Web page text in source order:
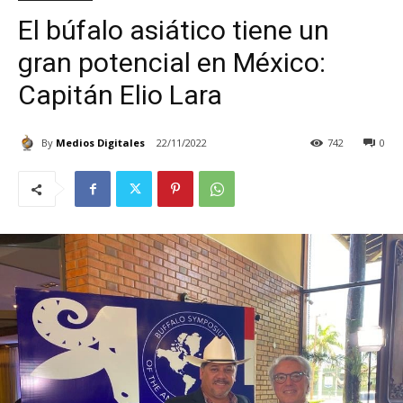
El búfalo asiático tiene un
gran potencial en México:
Capitán Elio Lara
By Medios Digitales 22/11/2022 0
742